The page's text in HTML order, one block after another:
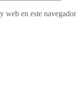
web en este navegador